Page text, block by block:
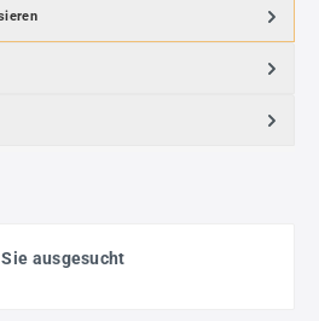
ausgesucht